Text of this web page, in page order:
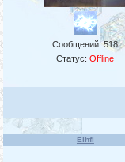
Сообщений:518
Статус:Offline
Elhfi